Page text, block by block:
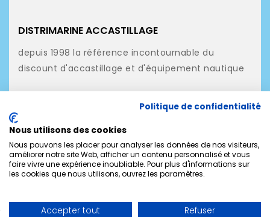
DISTRIMARINE ACCASTILLAGE
depuis 1998 la référence incontournable du
discount d'accastillage et d'équipement nautique
NOS PRODUITS
MON COMPTE
CONTACTEZ-NOUS
Politique de confidentialité
Nous utilisons des cookies
Nous pouvons les placer pour analyser les données de nos visiteurs,
améliorer notre site Web, afficher un contenu personnalisé et vous
faire vivre une expérience inoubliable. Pour plus d'informations sur
les cookies que nous utilisons, ouvrez les paramètres.
Accepter tout Refuser